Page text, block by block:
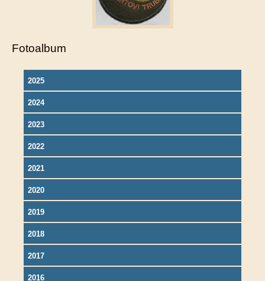
Fotoalbum
2025
2024
2023
2022
2021
2020
2019
2018
2017
2016